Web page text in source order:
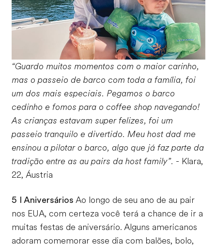
“Guardo muitos momentos com o maior carinho,
mas o passeio de barco com toda a família, foi
um dos mais especiais. Pegamos o barco
cedinho e fomos para o coffee shop navegando!
As crianças estavam super felizes, foi um
passeio tranquilo e divertido. Meu host dad me
ensinou a pilotar o barco, algo que já faz parte da
tradição entre as au pairs da host family”. - Klara,
22, Áustria
5 I Aniversários Ao longo de seu ano de au pair
nos EUA, com certeza você terá a chance de ir a
muitas festas de aniversário. Alguns americanos
adoram comemorar esse dia com balões, bolo,